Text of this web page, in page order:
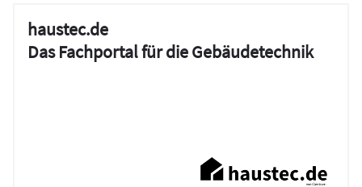
haustec.de
Das Fachportal für die Gebäudetechnik